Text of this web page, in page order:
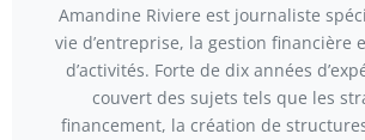
Amandine Riviere est journaliste
vie d’entreprise, la gestion financière
d’activités. Forte de dix années
couvert des sujets tels que les
financement, la création de